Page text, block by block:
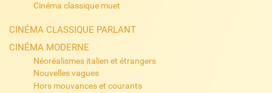
Cinéma classique muet
CINÉMA CLASSIQUE PARLANT
CINÉMA MODERNE
Néoréalismes italien et étrangers
Nouvelles vagues
Hors mouvances et courants